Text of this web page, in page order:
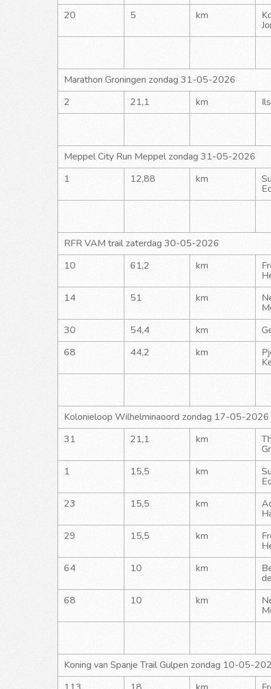
20 5 km
Marathon Groningen zondag 31-05-2026
2
21,1 km
Meppel City Run Meppel zondag 31-05-2026
1
12,88 km
RFR VAM trail zaterdag 30-05-2026
10
61,2 km
14 51 km
30 54,4 km
68
44,2 km
Kolonieloop Wilhelminaoord zondag 17-05-2026
31
21,1 km
1 15,5 km
23 15,5 km
29 15,5 km
64 10 km
68 10 km
Koning van Spanje Trail Gulpen zondag 10-05-